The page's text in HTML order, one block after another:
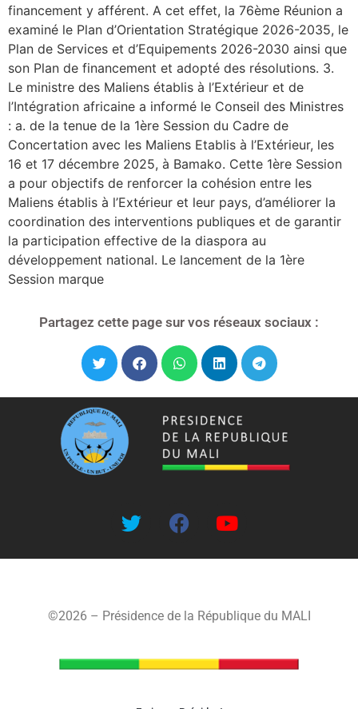
financement y afférent. A cet effet, la 76ème Réunion a
examiné le Plan d’Orientation Stratégique 2026-2035, le
Plan de Services et d’Equipements 2026-2030 ainsi que
son Plan de financement et adopté des résolutions. 3.
Le ministre des Maliens établis à l’Extérieur et de
l’Intégration africaine a informé le Conseil des Ministres
: a. de la tenue de la 1ère Session du Cadre de
Concertation avec les Maliens Etablis à l’Extérieur, les
16 et 17 décembre 2025, à Bamako. Cette 1ère Session
a pour objectifs de renforcer la cohésion entre les
Maliens établis à l’Extérieur et leur pays, d’améliorer la
coordination des interventions publiques et de garantir
la participation effective de la diaspora au
développement national. Le lancement de la 1ère
Session marque
Partagez cette page sur vos réseaux sociaux :
©2026 – Présidence de la République du MALI